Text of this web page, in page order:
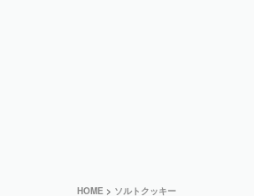
HOME > ソルトクッキー